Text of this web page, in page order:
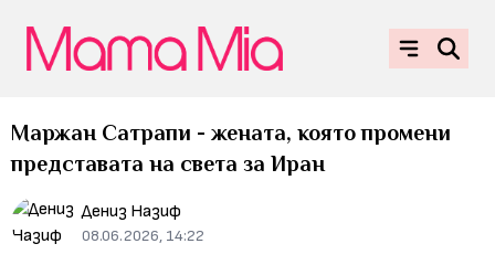
Маржан Сатрапи - жената, която промени
представата на света за Иран
Дениз Назиф
08.06.2026, 14:22